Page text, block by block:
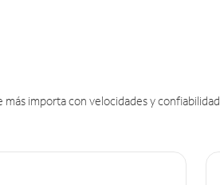
importa con velocidades y confiabilidad